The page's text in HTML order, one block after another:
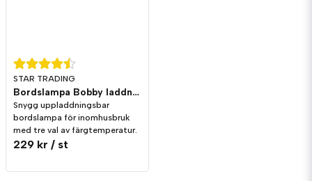
STAR TRADING
Bordslampa Bobby laddningsbar Ljusgrön
Snygg uppladdningsbar
bordslampa för inomhusbruk
med tre val av färgtemperatur.
229 kr / st